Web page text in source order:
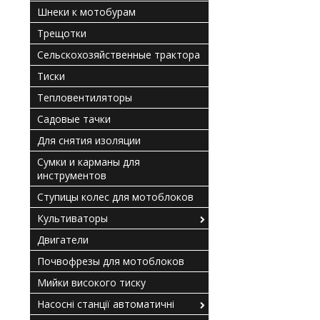
Шнеки к мотобурам
Трещотки
Сельскохозяйственные трактора
Тиски
Тепловентиляторы
Садовые тачки
Для снятия изоляции
Сумки и карманы для
инструментов
Ступицы колес для мотоблоков
Культиваторы
Двигатели
Почвофрезы для мотоблоков
Мийки високого тиску
Насосні станції автоматичні